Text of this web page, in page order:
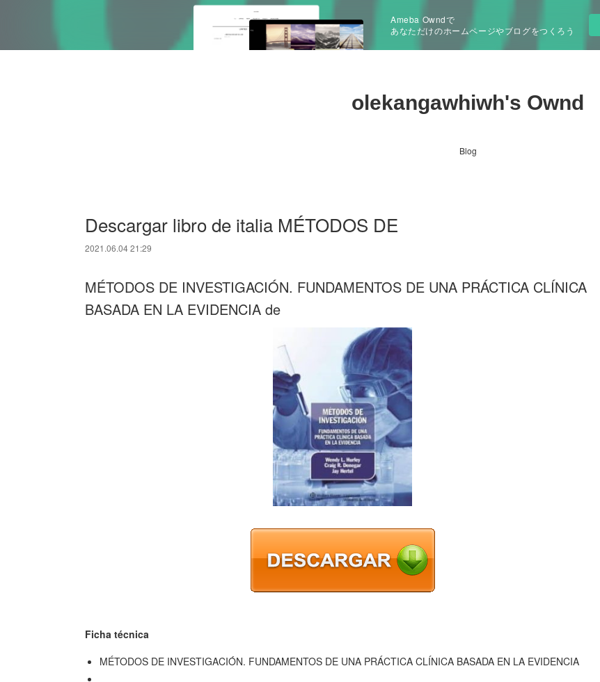
Ameba Owndで
あなただけのホームページやブログをつくろう
olekangawhiwh's Ownd
Blog
Descargar libro de italia MÉTODOS DE
2021.06.04 21:29
MÉTODOS DE INVESTIGACIÓN. FUNDAMENTOS DE UNA PRÁCTICA CLÍNICA
BASADA EN LA EVIDENCIA de
Ficha técnica
MÉTODOS DE INVESTIGACIÓN. FUNDAMENTOS DE UNA PRÁCTICA CLÍNICA BASADA EN LA EVIDENCIA